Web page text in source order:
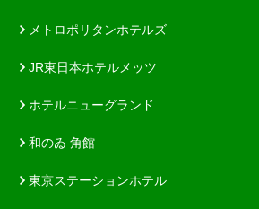
メトロポリタンホテルズ
JR東日本ホテルメッツ
ホテルニューグランド
和のゐ 角館
東京ステーションホテル